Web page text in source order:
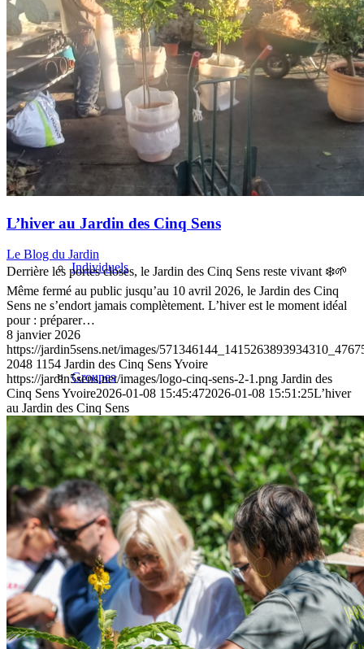
Informations pratiques
Billetterie
Individuels
Groupes
Boutique
Blog
L’hiver au Jardin des Cinq Sens
Le Blog du Jardin
Derrière les portes closes, le Jardin des Cinq Sens reste vivant ❄️🌱
Même fermé au public jusqu’au 10 avril 2026, le Jardin des Cinq
Sens ne s’endort jamais complètement. L’hiver est le moment idéal
pour : préparer…
8 janvier 2026
https://jardin5sens.net/images/
2048 1154 Jardin des Cinq Sens Yvoire
https://jardin5sens.net/images/logo-cinq-sens-2-1.png Jardin des
Cinq Sens Yvoire2026-01-08 15:45:472026-01-08 15:51:25L’hiver
au Jardin des Cinq Sens